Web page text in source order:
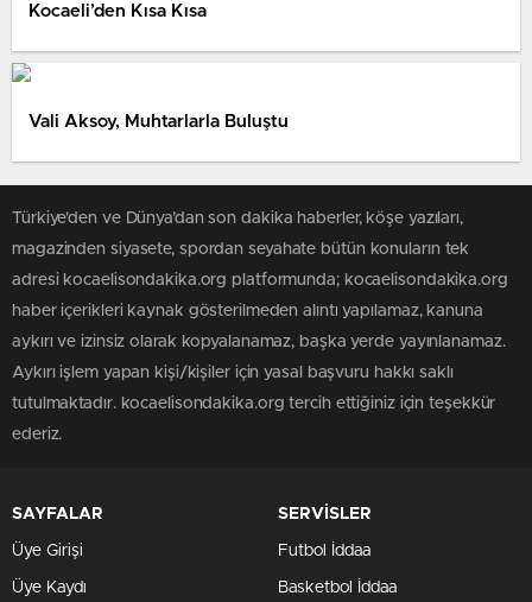
Kocaeli’den Kısa Kısa
Vali Aksoy, Muhtarlarla Buluştu
Türkiye'den ve Dünya’dan son dakika haberler, köşe yazıları,
magazinden siyasete, spordan seyahate bütün konuların tek
adresi kocaelisondakika.org platformunda; kocaelisondakika.org
haber içerikleri kaynak gösterilmeden alıntı yapılamaz, kanuna
aykırı ve izinsiz olarak kopyalanamaz, başka yerde yayınlanamaz.
Aykırı işlem yapan kişi/kişiler için yasal başvuru hakkı saklı
tutulmaktadır. kocaelisondakika.org tercih ettiğiniz için teşekkür
ederiz.
SAYFALAR
Üye Girişi
Üye Kaydı
SERVİSLER
Futbol İddaa
Basketbol İddaa